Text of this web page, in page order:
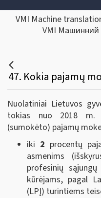
VMI Machine
VMI Машинний
Nuolatiniai Lietuvos
tokias nuo 2018 m.
(sumokėto) pajamų
iki 2 procentų
asmenims
profesinių
kūrėjams, pagal
(LPĮ) turintiems